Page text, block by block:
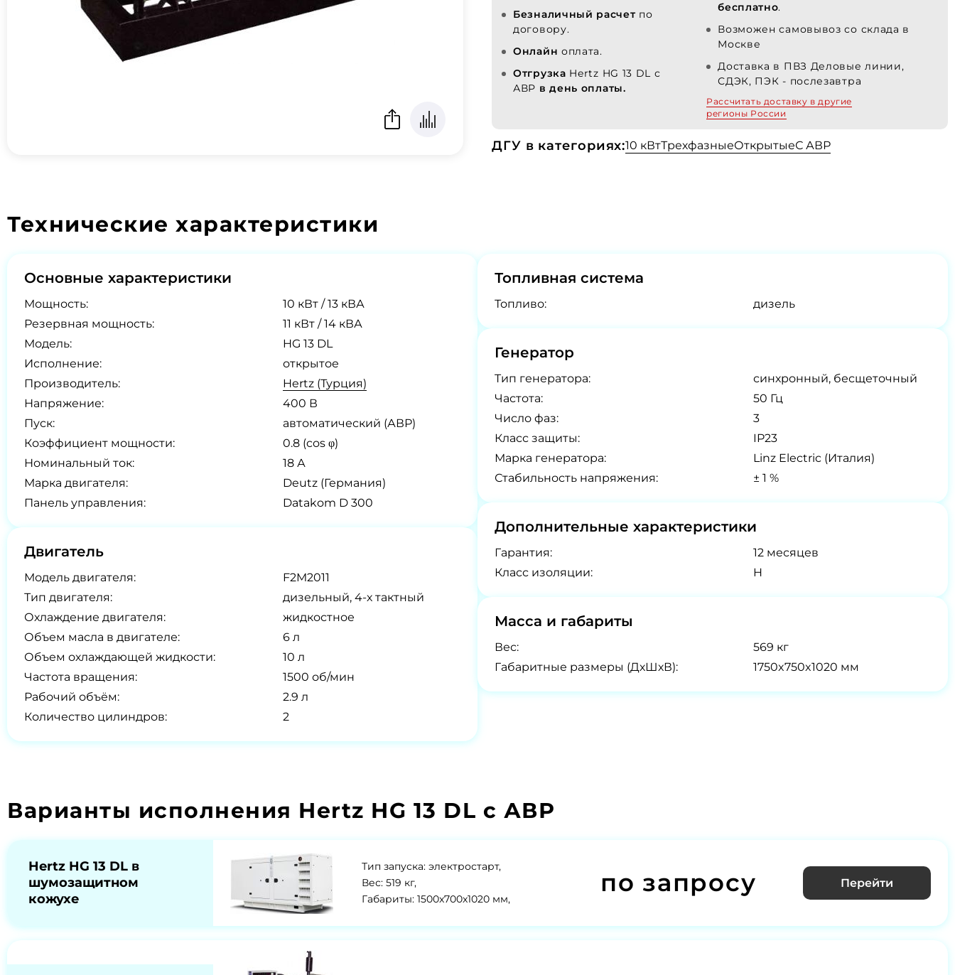
Безналичный расчет по
договору.
Онлайн оплата.
Отгрузка Hertz HG 13 DL с
АВР в день оплаты.
бесплатно.
Возможен самовывоз со склада в
Москве
Доставка в ПВЗ Деловые линии,
СДЭК, ПЭК - послезавтра
Рассчитать доставку в другие
регионы России
ДГУ в категориях:10 кВтТрехфазныеОткрытыеС АВР
Технические характеристики
Основные характеристики
Мощность:
10 кВт / 13 кВА
Резервная мощность:
11 кВт / 14 кВА
Модель:
HG 13 DL
Исполнение:
открытое
Производитель:
Hertz (Турция)
Напряжение:
400 В
Пуск:
автоматический (АВР)
Коэффициент мощности:
0.8 (cos φ)
Номинальный ток:
18 А
Марка двигателя:
Deutz (Германия)
Панель управления:
Datakom D 300
Двигатель
Модель двигателя:
F2M2011
Тип двигателя:
дизельный, 4-х тактный
Охлаждение двигателя:
жидкостное
Объем масла в двигателе:
6 л
Объем охлаждающей жидкости:
10 л
Частота вращения:
1500 об/мин
Рабочий объём:
2.9 л
Количество цилиндров:
2
Топливная система
Топливо: дизель
Генератор
Tип генератора:
синхронный, бесщеточный
Частота:
50 Гц
Число фаз:
3
Класс защиты:
IP23
Марка генератора:
Linz Electric (Италия)
Стабильность напряжения:
± 1 %
Дополнительные характеристики
Гарантия:
12 месяцев
Класс изоляции:
H
Масса и габариты
Вес:
569 кг
Габаритные размеры (ДхШхВ):
1750x750x1020 мм
Варианты исполнения Hertz HG 13 DL с АВР
Hertz HG 13 DL в
шумозащитном
кожухе
Тип запуска: электростарт,
Вес: 519 кг,
Габариты: 1500x700x1020 мм,
по запросу Перейти